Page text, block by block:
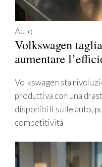
Auto
Volkswagen
aumentare
Volkswagen sta
produttiva con una
disponibili sulle auto,
competitività